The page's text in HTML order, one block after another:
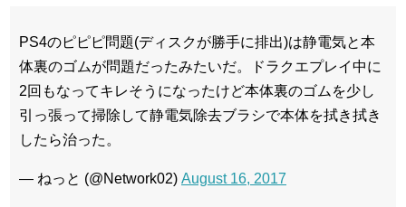
PS4のピピピ問題(ディスクが勝手に排出)は静電気と本
体裏のゴムが問題だったみたいだ。ドラクエプレイ中に
2回もなってキレそうになったけど本体裏のゴムを少し
引っ張って掃除して静電気除去ブラシで本体を拭き拭き
したら治った。
— ねっと (@Network02) August 16, 2017